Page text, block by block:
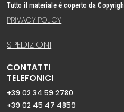
Tutto il materiale è coperto da
PRIVACY POLICY
SPEDIZIONI
CONTATTI
TELEFONICI
+39 02 34 59 2780
+39 02 45 47 4859